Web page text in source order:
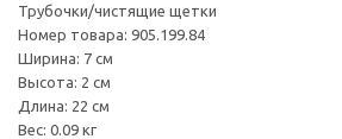
Трубочки/чистящие щетки
Номер товара: 905.199.84
Ширина: 7 см
Высота: 2 см
Длина: 22 см
Вес: 0.09 кг